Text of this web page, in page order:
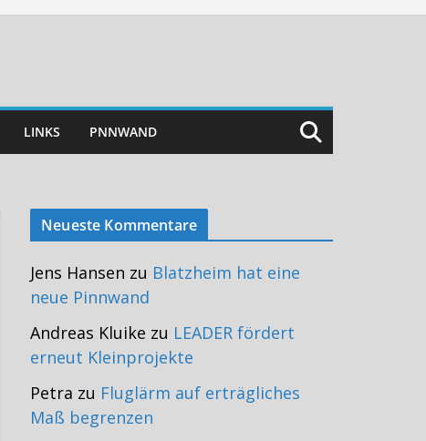
LINKS PNNWAND
Neueste Kommentare
Jens Hansen zu Blatzheim hat eine
neue Pinnwand
Andreas Kluike zu LEADER fördert
erneut Kleinprojekte
Petra zu Fluglärm auf erträgliches
Maß begrenzen